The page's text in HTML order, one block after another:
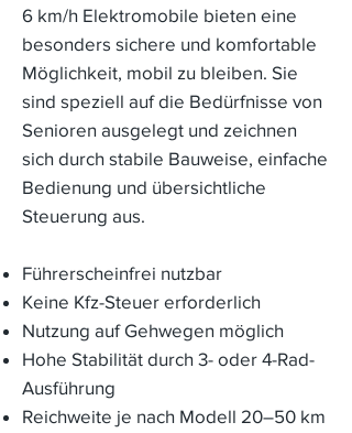
6 km/h Elektromobile bieten eine
besonders sichere und komfortable
Möglichkeit, mobil zu bleiben. Sie
sind speziell auf die Bedürfnisse von
Senioren ausgelegt und zeichnen
sich durch stabile Bauweise, einfache
Bedienung und übersichtliche
Steuerung aus.
Führerscheinfrei nutzbar
Keine Kfz-Steuer erforderlich
Nutzung auf Gehwegen möglich
Hohe Stabilität durch 3- oder 4-Rad-
Ausführung
Reichweite je nach Modell 20–50 km